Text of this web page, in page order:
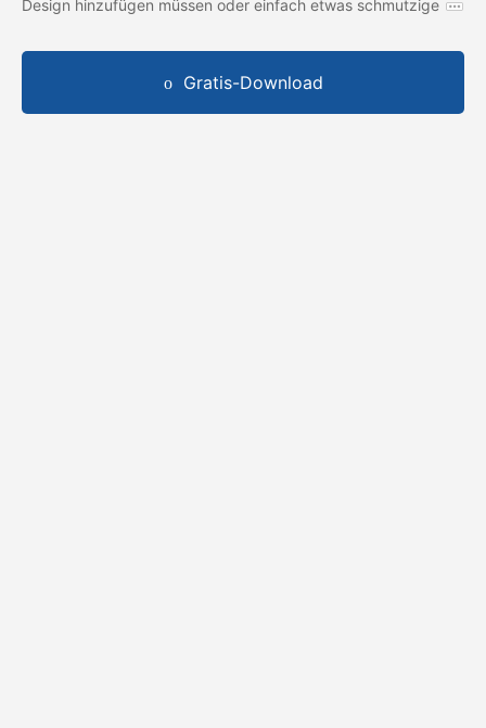
Design hinzufügen müssen oder einfach etwas schmutzige
Gratis-Download